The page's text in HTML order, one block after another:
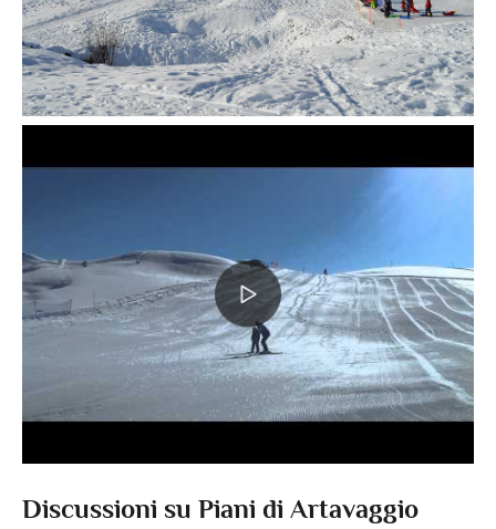
Discussioni su Piani di Artavaggio